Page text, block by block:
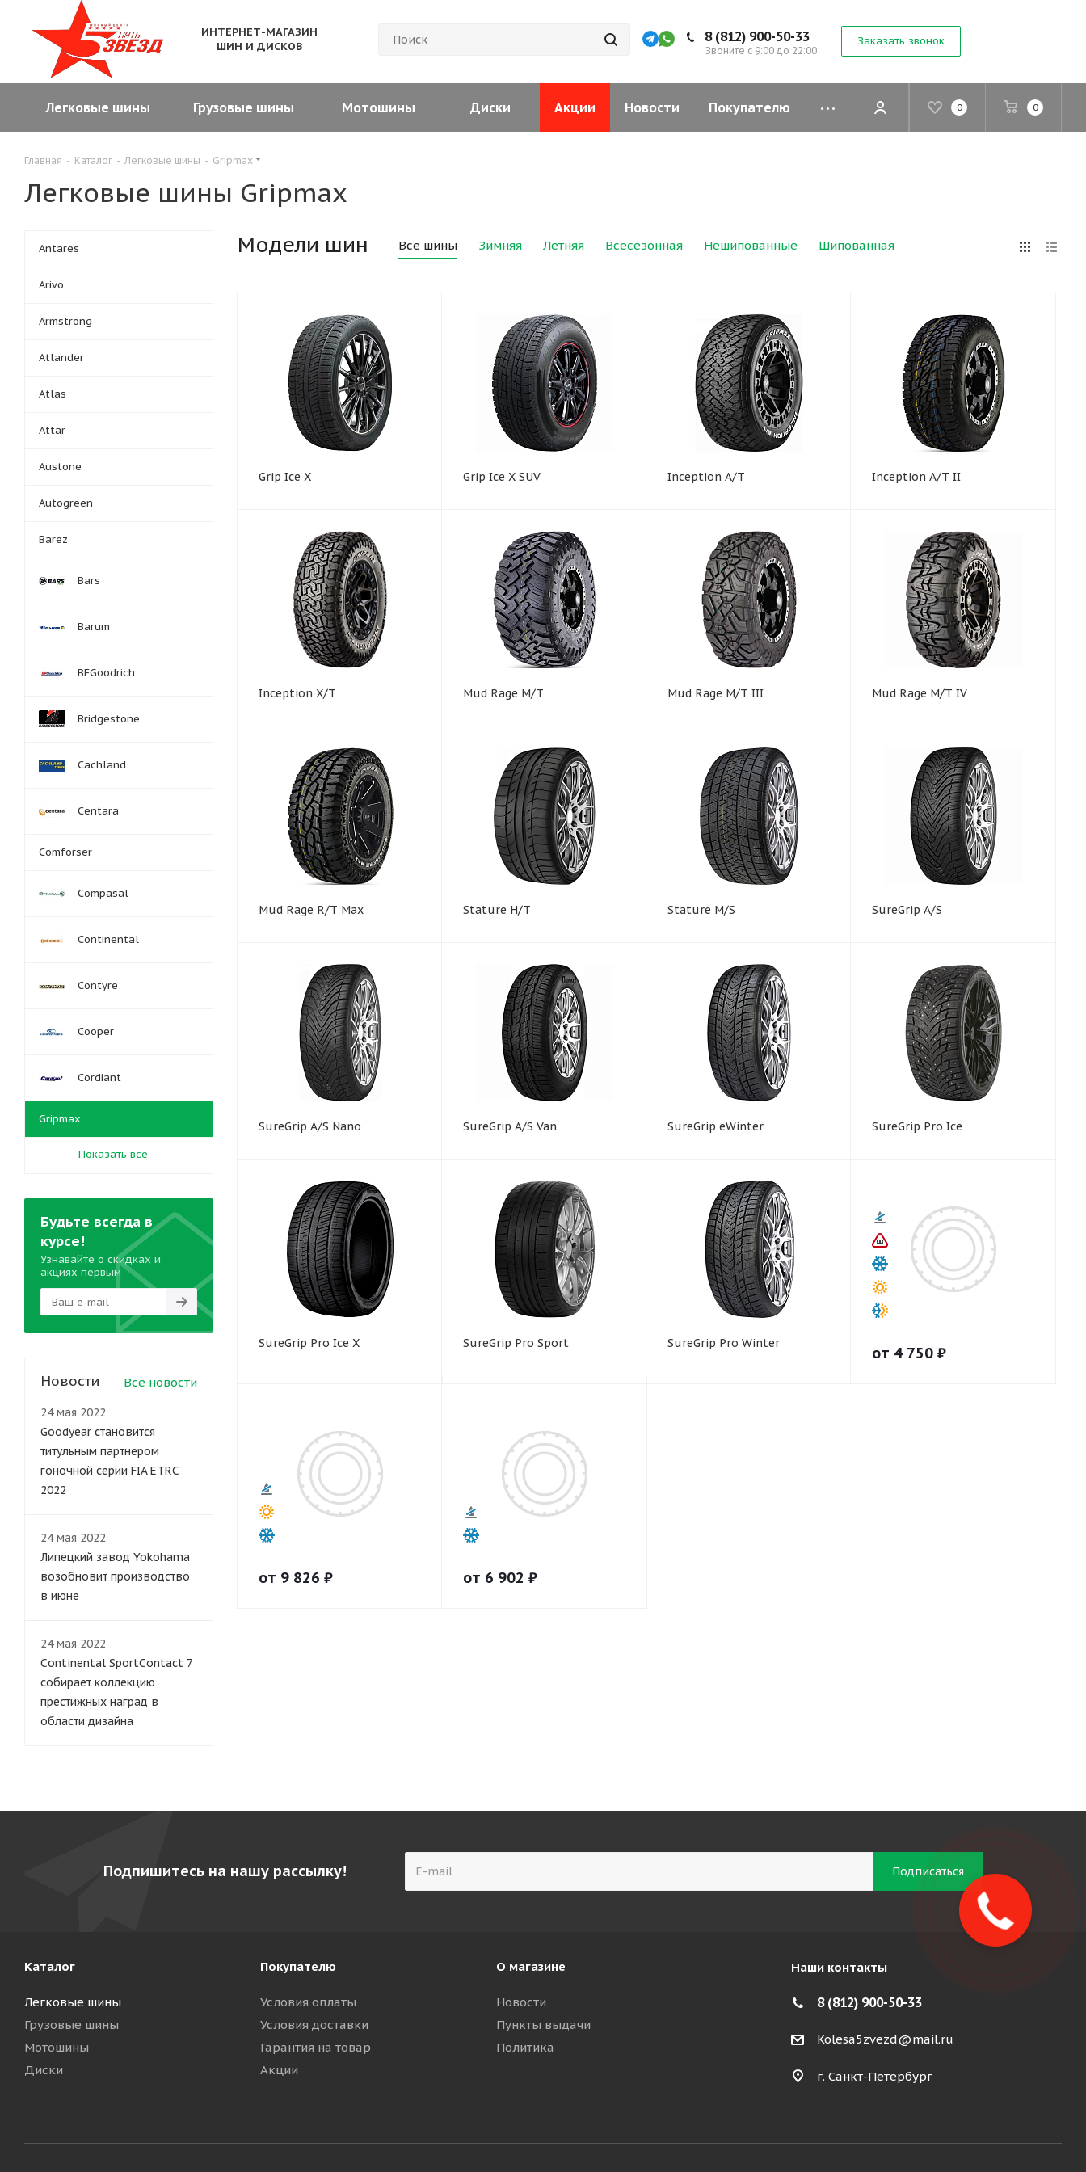
ИНТЕРНЕТ-МАГАЗИН
ШИН И ДИСКОВ
8 (812) 900-50-33
Звоните с 9:00 до 22:00
Заказать звонок
0 0
Легковые шины Грузовые шины Мотошины Диски Акции Новости Покупателю
Главная - Каталог - Легковые шины - Gripmax
Легковые шины Gripmax
Модели шин Все шины Зимняя Летняя Всесезонная Нешипованные Шипованная
Grip Ice X Grip Ice X SUV Inception A/T Inception A/T II
Inception X/T Mud Rage M/T Mud Rage M/T III Mud Rage M/T IV
Mud Rage R/T Max Stature H/T Stature M/S SureGrip A/S
SureGrip A/S Nano SureGrip A/S Van SureGrip eWinter SureGrip Pro Ice
SureGrip Pro Ice X SureGrip Pro Sport SureGrip Pro Winter
от 4 750 ₽
от 9 826 ₽ от 6 902 ₽
Antares
Arivo
Armstrong
Atlander
Atlas
Attar
Austone
Autogreen
Barez
Bars
Barum
BFGoodrich
Bridgestone
Cachland
Centara
Comforser
Compasal
Continental
Contyre
Cooper
Cordiant
Gripmax
Показать все
Будьте всегда в
курсе!
Узнавайте о скидках и
акциях первым
Новости Все новости
24 мая 2022
Goodyear становится
титульным партнером
гоночной серии FIA ETRC
2022
24 мая 2022
Липецкий завод Yokohama
возобновит производство
в июне
24 мая 2022
Continental SportContact 7
собирает коллекцию
престижных наград в
области дизайна
Подпишитесь на нашу рассылку!
Каталог
Легковые шины
Грузовые шины
Мотошины
Диски
Покупателю
Условия оплаты
Условия доставки
Гарантия на товар
Акции
О магазине
Новости
Пункты выдачи
Политика
Наши контакты
8 (812) 900-50-33
Kolesa5zvezd@mail.ru
г. Санкт-Петербург